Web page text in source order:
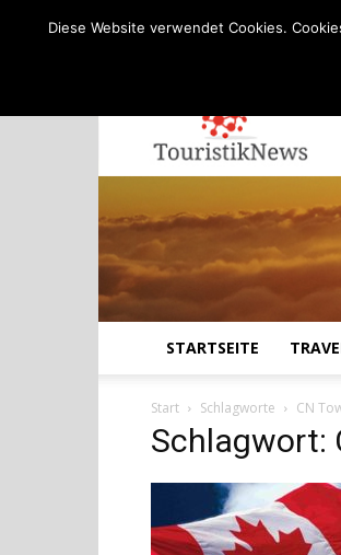
STARTSEITE
Start Schlagworte CN
Schlagwort:
Diese Website verwendet Cookies.